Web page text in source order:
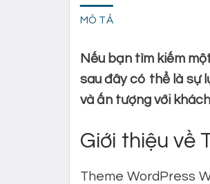
MÔ TẢ
Nếu bạn tìm kiếm
sau đây có thể là sự
và ấn tượng với
Giới thiệu về
Theme WordPress